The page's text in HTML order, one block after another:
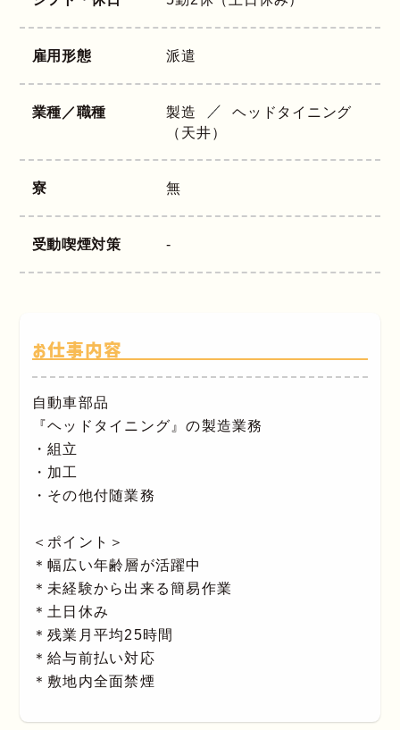
雇用形態 派遣
業種／職種 製造
ヘッドタイニング
（天井）
寮 無
受動喫煙対策 -
お仕事内容
自動車部品
『ヘッドタイニング』の製造業務
・組立
・加工
・その他付随業務
＜ポイント＞
＊幅広い年齢層が活躍中
＊未経験から出来る簡易作業
＊土日休み
＊残業月平均25時間
＊給与前払い対応
＊敷地内全面禁煙